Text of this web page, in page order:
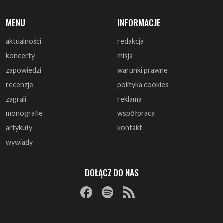
zapowiedzi
recenzje
zagrali
monografie
artykuły
wywiady
warunki prawne
polityka cookies
reklama
współpraca
kontakt
DOŁĄCZ DO NAS
© 1997 - 2025 ArtRock.pl - Wszelkie prawa zastrzeżone.